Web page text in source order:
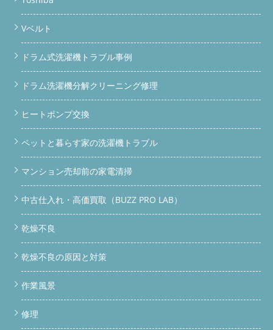
れで詰まり状態。放置すれば「乾燥できない」「カビ臭い」の原
因になります。 BUZZ PRO LABでは国内初のドラム洗濯機専用ガ
レージでヒートポンプまで完全整備した中古機を販売・買取して
って何？ リサイクルショップの中古ドラム洗濯機、内部はどう
なっている？ SHARP ES-W113の整備レポート（写真あり） 乾燥
できない・埃詰まり・カビ臭の原因と対策 BUZZ PRO LABででき
える心臓部がヒートポンプユニットです。 エアコンと同じ仕組
みで空気を熱して洗濯物を乾かすため、縦型洗濯機のヒーター乾
燥よりも電気代が安く、衣類へのダメージも少ない点が特徴。
了する 洗濯槽からカビ臭・生乾き臭がする ヒートポンプユニッ
ト自体が故障する
知っておきたいポイント ヒートポンプ内部
に溜まる埃・ホコリ詰まりは、使用年数に関係なく発生します。
いる？ リサイクルショップやフリマで売られているドラム洗濯
機の多くは、外観クリーニング＋動作確認のみで販売されていま
す。ヒートポンプ内部まで分解して洗浄している業者はほぼ存在
埃・カビだらけ ヒートポンプユニットが詰まった状態のまま販
売 購入後すぐに「乾燥できない」トラブルが起きやすい 修理費
用が購入価格を上回るケースも 今回、BUZZ PRO LABが仕入れた
SHARP ES-W113もまさにそのパターン。動作確認では問題なく
Vベルト
ドラム式洗濯機トラブル事例
ドラム洗濯機分解クリーニング修理
ヒートポンプ交換
ペットと暮らす家の洗濯機トラブル
マンション売却前の家電清掃
中古仕入れ・高価買取（BUZZ PRO LAB）
乾燥不良
乾燥不良の原因と対策
作業風景
修理